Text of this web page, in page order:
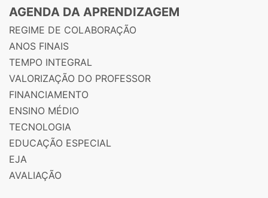
AGENDA DA APRENDIZAGEM
REGIME DE COLABORAÇÃO
ANOS FINAIS
TEMPO INTEGRAL
VALORIZAÇÃO DO PROFESSOR
FINANCIAMENTO
ENSINO MÉDIO
TECNOLOGIA
EDUCAÇÃO ESPECIAL
EJA
AVALIAÇÃO